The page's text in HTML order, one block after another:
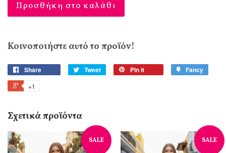
Προσθήκη στο καλάθι
Κοινοποιήστε αυτό το προϊόν!
Share Tweet Pin it Fancy
+1
Σχετικά προϊόντα
SALE SALE